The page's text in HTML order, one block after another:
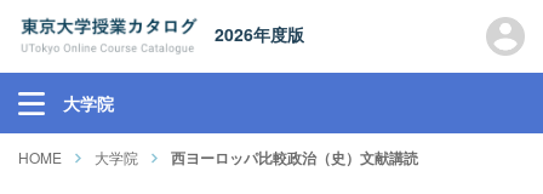
2026年度版
大学院
HOME 大学院 西ヨーロッパ比較政治（史）文献講読